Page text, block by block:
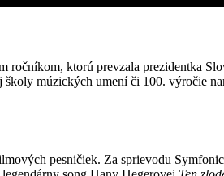
ktorú prevzala prezidentka
múzických umení či 100. výročie
pesničiek. Za sprievodu